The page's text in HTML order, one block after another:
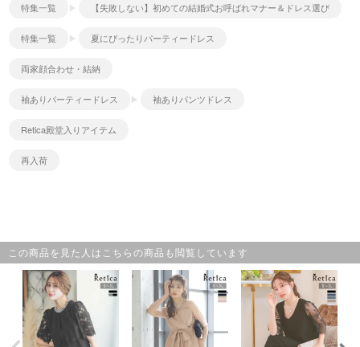
特集一覧 【失敗しない】初めての結婚式お呼ばれマナー＆ドレス選び
特集一覧 夏にぴったりパーティードレス
両家顔合わせ・結納
袖ありパーティードレス 袖ありパンツドレス
Retica殿堂入りアイテム
再入荷
この商品を見た人はこちらの商品も閲覧しています